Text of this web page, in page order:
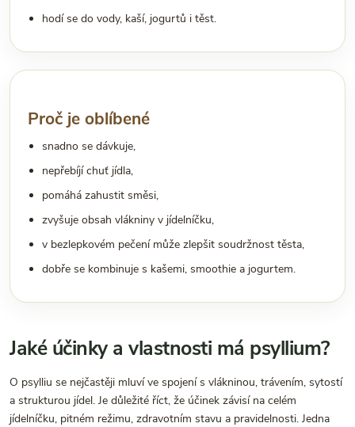
hodí se do vody, kaší, jogurtů i těst.
Proč je oblíbené
snadno se dávkuje,
nepřebíjí chuť jídla,
pomáhá zahustit směsi,
zvyšuje obsah vlákniny v jídelníčku,
v bezlepkovém pečení může zlepšit soudržnost těsta,
dobře se kombinuje s kašemi, smoothie a jogurtem.
Jaké účinky a vlastnosti má psyllium?
O psylliu se nejčastěji mluví ve spojení s vlákninou, trávením, sytostí
a strukturou jídel. Je důležité říct, že účinek závisí na celém
jídelníčku, pitném režimu, zdravotním stavu a pravidelnosti. Jedna